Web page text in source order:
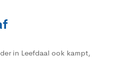
in Leefdaal ook kampt,